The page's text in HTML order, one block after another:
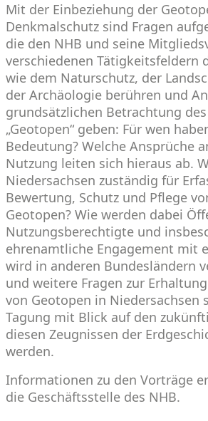
Mit der Einbeziehung der
Denkmalschutz sind Fragen
die den NHB und seine
verschiedenen Tätigkeitsfeldern
wie dem Naturschutz, der
der Archäologie berühren und
grundsätzlichen Betrachtung
„Geotopen“ geben: Für wen
Bedeutung? Welche Ansprüche
Nutzung leiten sich hieraus ab.
Niedersachsen zuständig für
Bewertung, Schutz und Pflege
Geotopen? Wie werden dabei
Nutzungsberechtigte und
ehrenamtliche Engagement mit
wird in anderen Bundesländern
und weitere Fragen zur
von Geotopen in Niedersachsen
Tagung mit Blick auf den
diesen Zeugnissen der
werden.
Informationen zu den Vorträge
die Geschäftsstelle des NHB.